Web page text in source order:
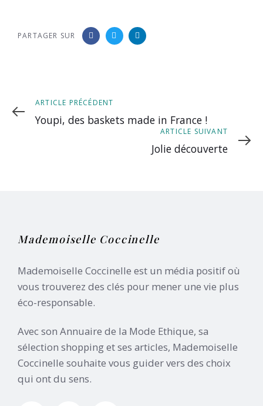
PARTAGER SUR
Article
précédent
ARTICLE PRÉCÉDENT
Youpi, des baskets made in France !
Article
suivant
ARTICLE SUIVANT
Jolie découverte
Mademoiselle Coccinelle
Mademoiselle Coccinelle est un média positif où
vous trouverez des clés pour mener une vie plus
éco-responsable.
Avec son Annuaire de la Mode Ethique, sa
sélection shopping et ses articles, Mademoiselle
Coccinelle souhaite vous guider vers des choix
qui ont du sens.